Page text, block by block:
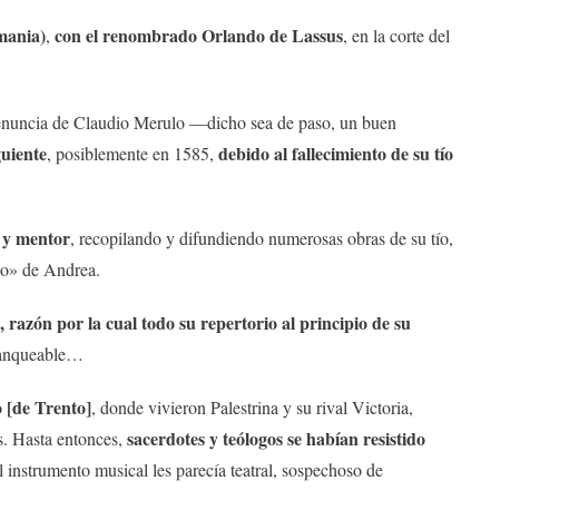
, con el renombrado Orlando de Lassus, en la corte del
de Claudio Merulo —dicho sea de paso, un buen
, posiblemente en 1585, debido al fallecimiento de su tío
mentor, recopilando y difundiendo numerosas obras de su tío,
de Andrea.
razón por la cual todo su repertorio al principio de su
[de Trento], donde vivieron Palestrina y su rival Victoria,
Hasta entonces, sacerdotes y teólogos se habían resistido
instrumento musical les parecía teatral, sospechoso de